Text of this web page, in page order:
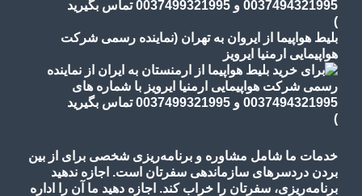
)
بلیط هواپیما از ایروان به تهران (نماینده رسمی شرکت
هواپیمایی ارمنیا ایرویز
)
خدمات ما شامل مشاوره و برنامه‌ریزی شخصی برای از بین
بردن دردسرهای سازماندهی سفرتان است. اجازه ندهید
برنامه‌ریزی، سفرتان را خراب کند. اجازه دهید ما آن را اداره